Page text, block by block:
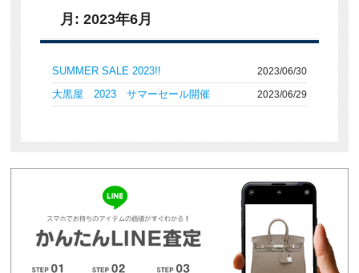
月: 2023年6月
SUMMER SALE 2023!! 2023/06/30
大黒屋 2023 サマーセール開催 2023/06/29